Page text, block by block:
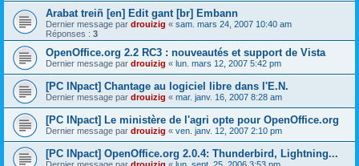
Arabat treiñ [en] Edit gant [br] Embann
Dernier message par drouizig « sam. mars 24, 2007 10:40 am
Réponses : 3
OpenOffice.org 2.2 RC3 : nouveautés et support de Vista
Dernier message par drouizig « lun. mars 12, 2007 5:42 pm
[PC INpact] Chantage au logiciel libre dans l'E.N.
Dernier message par drouizig « mar. janv. 16, 2007 8:28 am
[PC INpact] Le ministère de l'agri opte pour OpenOffice.org
Dernier message par drouizig « ven. janv. 12, 2007 2:10 pm
[PC INpact] OpenOffice.org 2.0.4: Thunderbird, Lightning...